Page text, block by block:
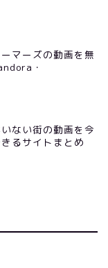
マーズの動画を無
・
ない街の動画を今
るサイトまとめ